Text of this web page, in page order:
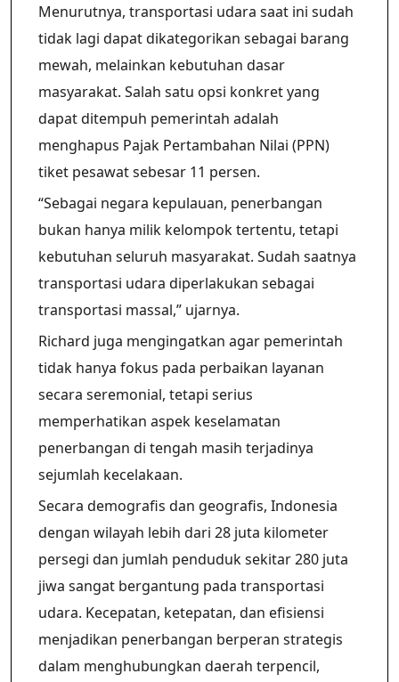
Menurutnya, transportasi udara saat ini sudah
tidak lagi dapat dikategorikan sebagai barang
mewah, melainkan kebutuhan dasar
masyarakat. Salah satu opsi konkret yang
dapat ditempuh pemerintah adalah
menghapus Pajak Pertambahan Nilai (PPN)
tiket pesawat sebesar 11 persen.
“Sebagai negara kepulauan, penerbangan
bukan hanya milik kelompok tertentu, tetapi
kebutuhan seluruh masyarakat. Sudah saatnya
transportasi udara diperlakukan sebagai
transportasi massal,” ujarnya.
Richard juga mengingatkan agar pemerintah
tidak hanya fokus pada perbaikan layanan
secara seremonial, tetapi serius
memperhatikan aspek keselamatan
penerbangan di tengah masih terjadinya
sejumlah kecelakaan.
Secara demografis dan geografis, Indonesia
dengan wilayah lebih dari 28 juta kilometer
persegi dan jumlah penduduk sekitar 280 juta
jiwa sangat bergantung pada transportasi
udara. Kecepatan, ketepatan, dan efisiensi
menjadikan penerbangan berperan strategis
dalam menghubungkan daerah terpencil,